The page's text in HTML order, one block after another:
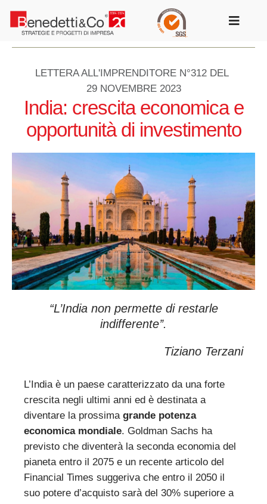
contenuto
Toggle
LETTERA ALL'IMPRENDITORE N°312 DEL
29 NOVEMBRE 2023
India: crescita economica e
opportunità di investimento
“L’India non permette di restarle
indifferente’’.
Tiziano Terzani
L’India è un paese caratterizzato da una forte
crescita negli ultimi anni ed è destinata a
diventare la prossima grande potenza
economica mondiale. Goldman Sachs ha
previsto che diventerà la seconda economia del
pianeta entro il 2075 e un recente articolo del
Financial Times suggeriva che entro il 2050 il
suo potere d’acquisto sarà del 30% superiore a